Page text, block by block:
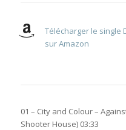
Télécharger le single
sur Amazon
01 – City and Colour –
Shooter House) 03:33